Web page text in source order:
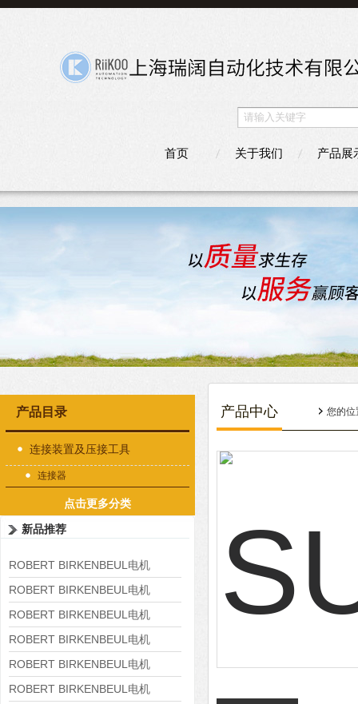
首页 关于我们 产品展
产品目录
连接装置及压接工具
连接器
点击更多分类
新品推荐
ROBERT BIRKENBEUL电机
8APE225M-4-IE3
ROBERT BIRKENBEUL电机
8APE180L-4 IE3
ROBERT BIRKENBEUL电机
8APE160M-6 IE3
ROBERT BIRKENBEUL电机
8APE160L-4-IE3
ROBERT BIRKENBEUL电机
8APE112M-6K-IE3
ROBERT BIRKENBEUL电机
产品中心 您的位